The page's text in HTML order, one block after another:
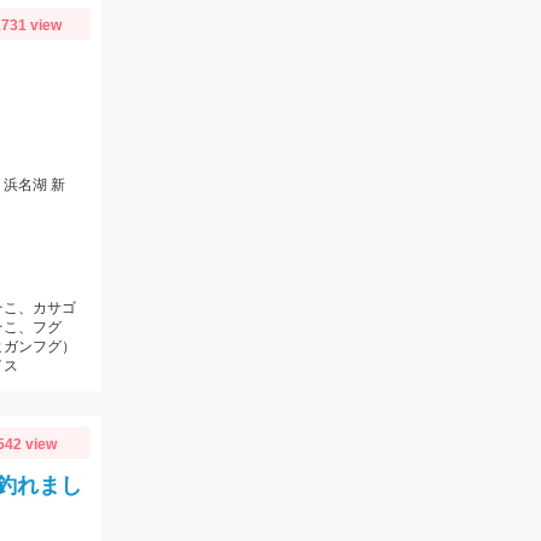
view
名湖 新
、カサゴ
、フグ
ンフグ）
ス
view
れまし